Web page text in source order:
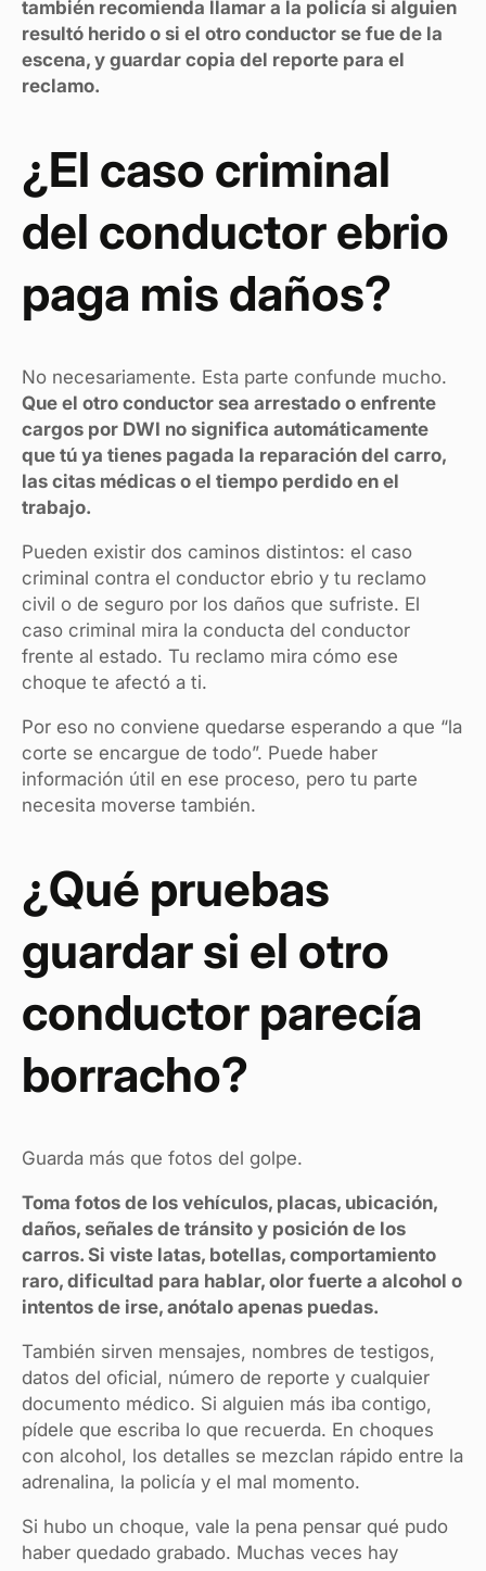
también recomienda llamar a la policía si alguien
resultó herido o si el otro conductor se fue de la
escena, y guardar copia del reporte para el
reclamo.
¿El caso criminal
del conductor ebrio
paga mis daños?
No necesariamente. Esta parte confunde mucho.
Que el otro conductor sea arrestado o enfrente
cargos por DWI no significa automáticamente
que tú ya tienes pagada la reparación del carro,
las citas médicas o el tiempo perdido en el
trabajo.
Pueden existir dos caminos distintos: el caso
criminal contra el conductor ebrio y tu reclamo
civil o de seguro por los daños que sufriste. El
caso criminal mira la conducta del conductor
frente al estado. Tu reclamo mira cómo ese
choque te afectó a ti.
Por eso no conviene quedarse esperando a que “la
corte se encargue de todo”. Puede haber
información útil en ese proceso, pero tu parte
necesita moverse también.
¿Qué pruebas
guardar si el otro
conductor parecía
borracho?
Guarda más que fotos del golpe.
Toma fotos de los vehículos, placas, ubicación,
daños, señales de tránsito y posición de los
carros. Si viste latas, botellas, comportamiento
raro, dificultad para hablar, olor fuerte a alcohol o
intentos de irse, anótalo apenas puedas.
También sirven mensajes, nombres de testigos,
datos del oficial, número de reporte y cualquier
documento médico. Si alguien más iba contigo,
pídele que escriba lo que recuerda. En choques
con alcohol, los detalles se mezclan rápido entre la
adrenalina, la policía y el mal momento.
Si hubo un choque, vale la pena pensar qué pudo
haber quedado grabado. Muchas veces hay